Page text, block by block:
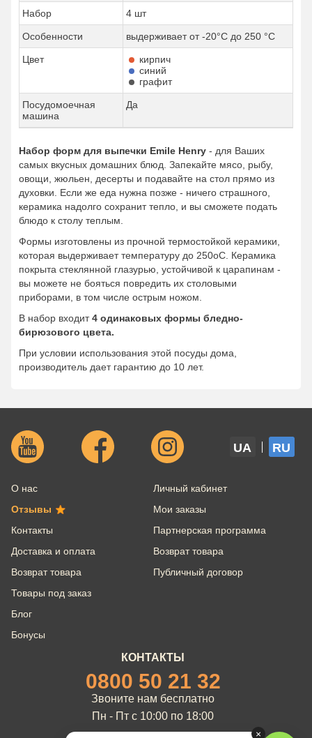
Набор 4 шт
Особенности выдерживает от -20°С до 250 °С
Цвет
кирпич
синий
графит
Посудомоечная
машина
Да
Набор форм для выпечки Emile Henry - для Ваших
самых вкусных домашних блюд. Запекайте мясо, рыбу,
овощи, жюльен, десерты и подавайте на стол прямо из
духовки. Если же еда нужна позже - ничего страшного,
керамика надолго сохранит тепло, и вы сможете подать
блюдо к столу теплым.
Формы изготовлены из прочной термостойкой керамики,
которая выдерживает температуру до 250оС. Керамика
покрыта стеклянной глазурью, устойчивой к царапинам -
вы можете не бояться повредить их столовыми
приборами, в том числе острым ножом.
В набор входит4 одинаковых формы бледно-
бирюзового цвета.
При условии использования этой посуды дома,
производитель дает гарантию до 10 лет.
UA RU
О нас
Отзывы
Контакты
Доставка и оплата
Возврат товара
Товары под заказ
Блог
Бонусы
Личный кабинет
Мои заказы
Партнерская программа
Возврат товара
Публичный договор
КОНТАКТЫ
0800 50 21 32
Звоните нам бесплатно
Пн - Пт с 10:00 по 18:00
×